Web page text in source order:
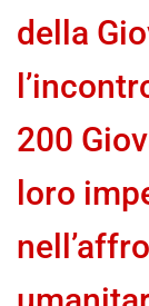
della
200
loro